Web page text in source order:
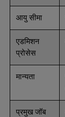
आयु सीमा
एडमिशन
प्रोसेस
मान्यता
प्रमुख जॉब